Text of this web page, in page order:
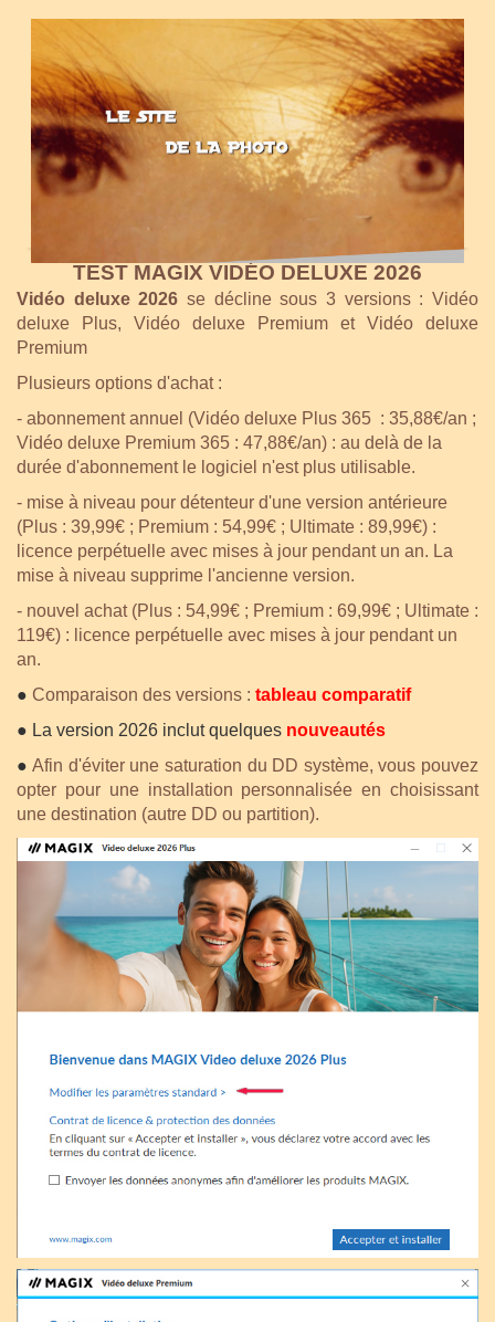
TEST MAGIX VIDÉO DELUXE 2026
Vidéo deluxe 2026 se décline sous 3 versions : Vidéo
deluxe Plus, Vidéo deluxe Premium et Vidéo deluxe
Premium
Plusieurs options d'achat :
- abonnement annuel (Vidéo deluxe Plus 365 : 35,88€/an ;
Vidéo deluxe Premium 365 : 47,88€/an) : au delà de la
durée d'abonnement le logiciel n'est plus utilisable.
- mise à niveau pour détenteur d'une version antérieure
(Plus : 39,99€ ; Premium : 54,99€ ; Ultimate : 89,99€) :
licence perpétuelle avec mises à jour pendant un an. La
mise à niveau supprime l'ancienne version.
- nouvel achat (Plus : 54,99€ ; Premium : 69,99€ ; Ultimate :
119€) : l icence perpétuelle avec mises à jour pendant un
an.
● Comparaison des versions : tableau comparatif
● La version 2026 inclut quelques nouveautés
● Afin d'éviter une saturation du DD système, vous pouvez
opter pour une installation personnalisée en choisissant
une destination (autre DD ou partition).